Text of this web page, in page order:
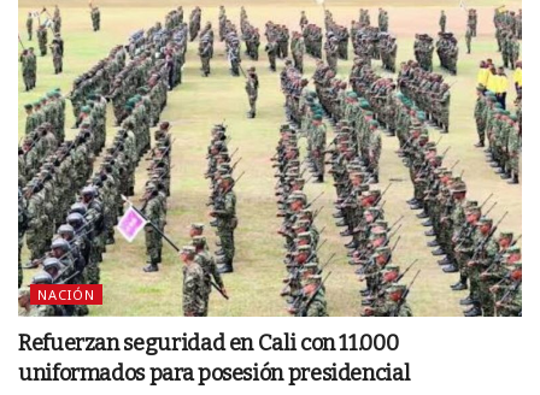
NACIÓN
Refuerzan seguridad en Cali con 11.000
uniformados para posesión presidencial